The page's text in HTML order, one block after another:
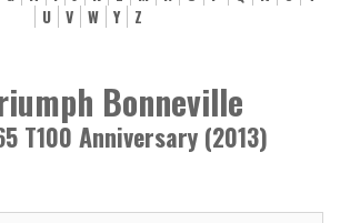
U
V W Y Z
Bonneville
T100 Anniversary (2013)